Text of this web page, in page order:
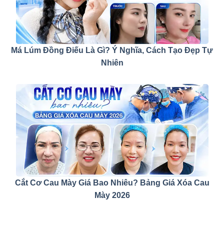
Má Lúm Đồng Điếu Là Gì? Ý Nghĩa, Cách Tạo Đẹp Tự
Nhiên
Cắt Cơ Cau Mày Giá Bao Nhiêu? Bảng Giá Xóa Cau
Mày 2026